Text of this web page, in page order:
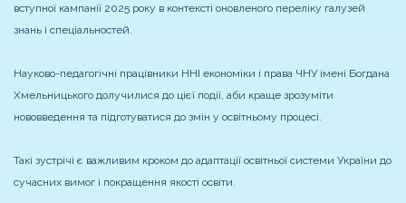
вступної кампанії 2025 року в контексті оновленого переліку галузей
знань і спеціальностей.
Науково-педагогічні працівники ННІ економіки і права ЧНУ імені Богдана
Хмельницького долучилися до цієї події, аби краще зрозуміти
нововведення та підготуватися до змін у освітньому процесі.
Такі зустрічі є важливим кроком до адаптації освітньої системи України до
сучасних вимог і покращення якості освіти.